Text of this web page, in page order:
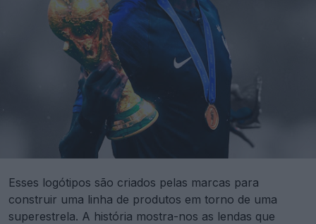
Esses logótipos são criados pelas marcas para
construir uma linha de produtos em torno de uma
superestrela. A história mostra-nos as lendas que